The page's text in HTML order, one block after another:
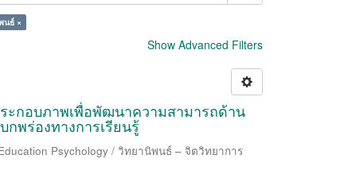
นธ์ ×
Show Advanced Filters
ะกอบภาพเพื่อพัฒนาความสามารถด้าน
พร่องทางการเรียนรู้
Psychology / วิทยานิพนธ์ – จิตวิทยาการ